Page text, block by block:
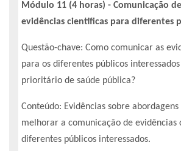
Módulo 11 (4 horas) - Comunicação
evidências cientificas para diferentes
Questão-chave: Como comunicar as
para os diferentes públicos
prioritário de saúde pública?
Conteúdo: Evidências sobre
melhorar a comunicação de evidências
diferentes públicos interessados.